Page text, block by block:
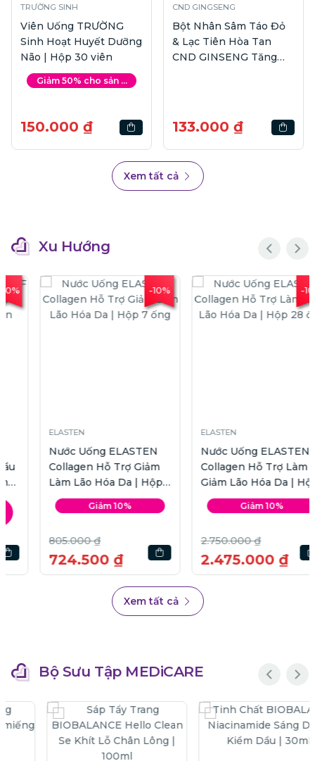
TRƯỜNG SINH
Viên Uống TRƯỜNG
Sinh Hoạt Huyết Dưỡng
Não | Hộp 30 viên
Giảm 50% cho sản ...
150.000 ₫
CND GINGSENG
Bột Nhân Sâm Táo Đỏ
& Lạc Tiên Hòa Tan
CND GINSENG Tăng
133.000 ₫
Xem tất cả
Xu Hướng
-10%
ELASTEN
Nước Uống ELASTEN
Collagen Hỗ Trợ Giảm
Làm Lão Hóa Da | Hộp
Giảm 10%
805.000 ₫
724.500 ₫
-10%
ELASTEN
Nước Uống ELASTEN
Collagen Hỗ Trợ Làm
Giảm Lão Hóa Da | Hộp
Giảm 10%
2.750.000 ₫
2.475.000 ₫
Xem tất cả
Bộ Sưu Tập MEDiCARE